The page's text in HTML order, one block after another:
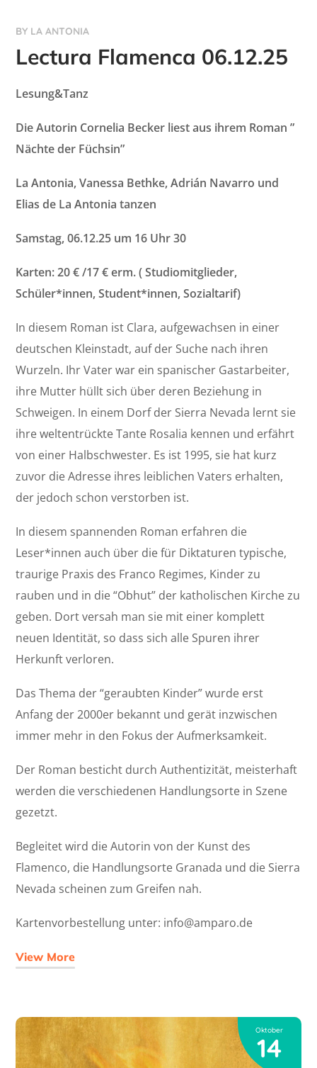
BY LA ANTONIA
Lectura Flamenca 06.12.25
Lesung&Tanz
Die Autorin Cornelia Becker liest aus ihrem Roman ”
Nächte der Füchsin”
La Antonia, Vanessa Bethke, Adrián Navarro und
Elias de La Antonia tanzen
Samstag, 06.12.25 um 16 Uhr 30
Karten: 20 € /17 € erm. ( Studiomitglieder,
Schüler*innen, Student*innen, Sozialtarif)
In diesem Roman ist Clara, aufgewachsen in einer
deutschen Kleinstadt, auf der Suche nach ihren
Wurzeln. Ihr Vater war ein spanischer Gastarbeiter,
ihre Mutter hüllt sich über deren Beziehung in
Schweigen. In einem Dorf der Sierra Nevada lernt sie
ihre weltentrückte Tante Rosalia kennen und erfährt
von einer Halbschwester. Es ist 1995, sie hat kurz
zuvor die Adresse ihres leiblichen Vaters erhalten,
der jedoch schon verstorben ist.
In diesem spannenden Roman erfahren die
Leser*innen auch über die für Diktaturen typische,
traurige Praxis des Franco Regimes, Kinder zu
rauben und in die “Obhut” der katholischen Kirche zu
geben. Dort versah man sie mit einer komplett
neuen Identität, so dass sich alle Spuren ihrer
Herkunft verloren.
Das Thema der “geraubten Kinder” wurde erst
Anfang der 2000er bekannt und gerät inzwischen
immer mehr in den Fokus der Aufmerksamkeit.
Der Roman besticht durch Authentizität, meisterhaft
werden die verschiedenen Handlungsorte in Szene
gezetzt.
Begleitet wird die Autorin von der Kunst des
Flamenco, die Handlungsorte Granada und die Sierra
Nevada scheinen zum Greifen nah.
Kartenvorbestellung unter: info@amparo.de
View More
Oktober
14